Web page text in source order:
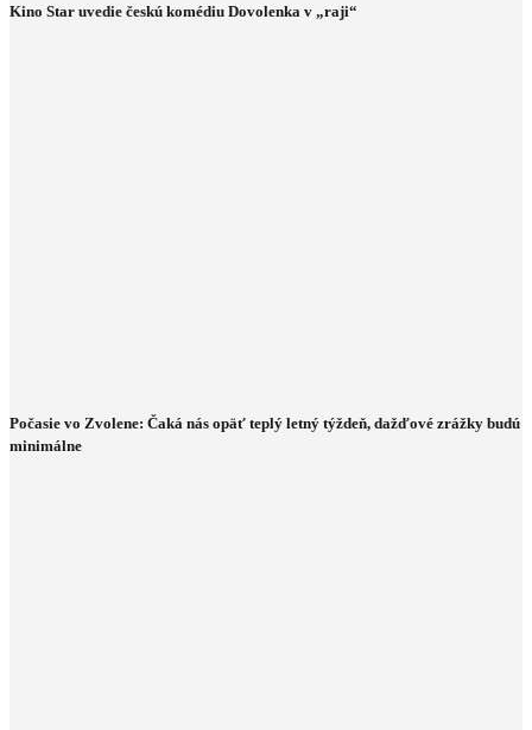
Kino Star uvedie českú komédiu Dovolenka v „raji“
Počasie vo Zvolene: Čaká nás opäť teplý letný týždeň, dažďové zrážky budú
minimálne